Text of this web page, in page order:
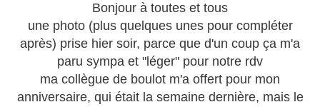
Bonjour à toutes et tous
une photo (plus quelques unes pour compléter
après) prise hier soir, parce que d'un coup ça m'a
paru sympa et "léger" pour notre rdv
ma collègue de boulot m'a offert pour mon
anniversaire, qui était la semaine dernière, mais le